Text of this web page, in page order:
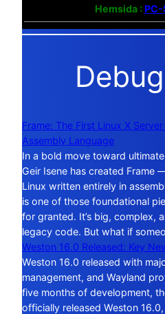
Hemsida :
Frame: The First Linux X
Assembly Language
In a bold move toward
Geir Isene has created Frame
Linux written entirely in
is one of those foundational
for granted. It’s big, complex,
legacy code. But what if
Weston 16.0 Released: Key
Weston 16.0 released with
management, and Wayland
five months of development,
officially released Weston